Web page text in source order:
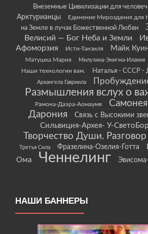
Внеземные Цивилизации для
Арктурианцы
Единение Мироздания для
на Земле в лучах Божественной Любви
Велисий — Бог Неба и Земли
Афоморзия
Исти-Танзиля Майк
Матушка Мария Милузина-Энигма-Илания
Наши технологии вам.
Наталья - СССР -
Архангела Гавриила
Размышления вслух о
Рамона-Даэра-Аомаумя
Дарония
Связь с Высокими
Сильвиция-Архея- У-
Творчество Души.
Третья Сила Фразелина-Озелия-Готта
Ома
Ченнелинг
НАШИ БАННЕРЫ